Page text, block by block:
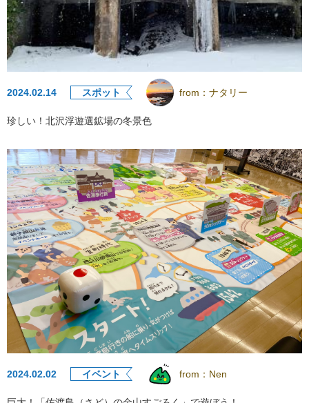
2024.02.14 スポット from： ナタリー
珍しい！北沢浮遊選鉱場の冬景色
2024.02.02 イベント from： Nen